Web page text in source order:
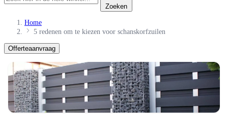
Zoeken
Home
5 redenen om te kiezen voor schanskorfzuilen
Offerteaanvraag